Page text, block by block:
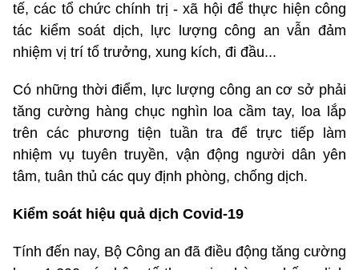
tế, các tổ chức chính trị - xã hội để thực hiện công
tác kiểm soát dịch, lực lượng công an vẫn đảm
nhiệm vị trí tổ trưởng, xung kích, đi đầu...
Có những thời điểm, lực lượng công an cơ sở phải
tăng cường hàng chục nghìn loa cầm tay, loa lắp
trên các phương tiện tuần tra để trực tiếp làm
nhiệm vụ tuyên truyền, vận động người dân yên
tâm, tuân thủ các quy định phòng, chống dịch.
Kiểm soát hiệu quả dịch Covid-19
Tính đến nay, Bộ Công an đã điều động tăng cường